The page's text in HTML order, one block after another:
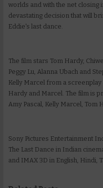
worlds and with the net closing
devastating decision that will
Eddie's last dance.
The film stars Tom Hardy,
Peggy Lu, Alanna Ubach and
Kelly Marcel from a
Hardy and Marcel. The film is
Amy Pascal, Kelly Marcel, Tom
Sony Pictures Entertainment
The Last Dance in Indian
and IMAX 3D in English, Hindi,